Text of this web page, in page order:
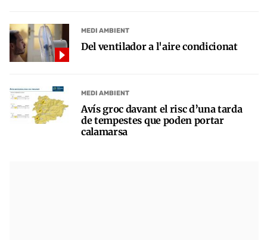
MEDI AMBIENT
Del ventilador a l'aire condicionat
MEDI AMBIENT
Avís groc davant el risc d’una tarda
de tempestes que poden portar
calamarsa